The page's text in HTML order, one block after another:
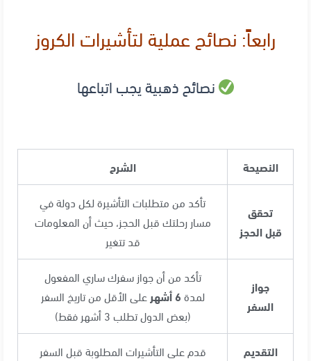
رابعاً: نصائح عملية لتأشيرات الكروز
نصائح ذهبية يجب اتباعها
النصيحة الشرح
تحقق
قبل الحجز
تأكد من متطلبات التأشيرة لكل دولة في
مسار رحلتك قبل الحجز، حيث أن المعلومات
قد تتغير
جواز
السفر
تأكد من أن جواز سفرك ساري المفعول
لمدة6 أشهر
على الأقل من تاريخ السفر
(بعض الدول تطلب 3 أشهر فقط)
التقديم
قدم على التأشيرات المطلوبة قبل السفر